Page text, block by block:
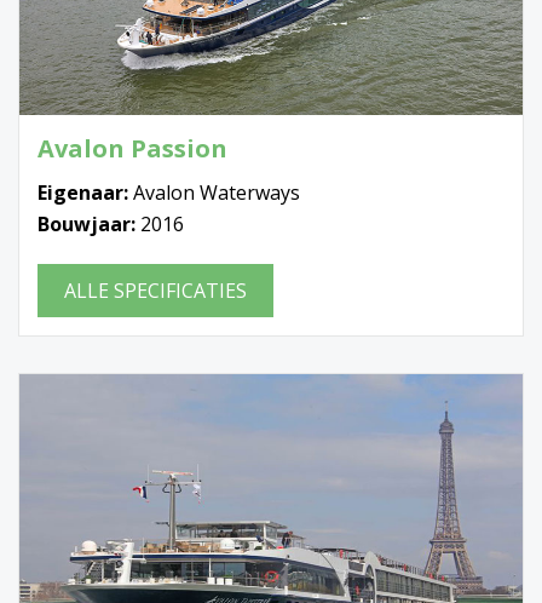
Avalon Passion
Eigenaar:Avalon Waterways
Bouwjaar: 2016
ALLE SPECIFICATIES